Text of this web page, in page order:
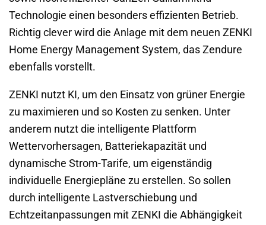
Technologie einen besonders effizienten Betrieb.
Richtig clever wird die Anlage mit dem neuen ZENKI
Home Energy Management System, das Zendure
ebenfalls vorstellt.
ZENKI nutzt KI, um den Einsatz von grüner Energie
zu maximieren und so Kosten zu senken. Unter
anderem nutzt die intelligente Plattform
Wettervorhersagen, Batteriekapazität und
dynamische Strom-Tarife, um eigenständig
individuelle Energiepläne zu erstellen. So sollen
durch intelligente Lastverschiebung und
Echtzeitanpassungen mit ZENKI die Abhängigkeit